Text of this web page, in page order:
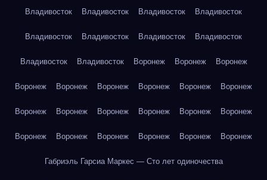
Владивосток Владивосток Владивосток Владивосток
Владивосток Владивосток Владивосток Владивосток
Владивосток Владивосток Воронеж Воронеж Воронеж
Воронеж Воронеж Воронеж Воронеж Воронеж Воронеж
Воронеж Воронеж Воронеж Воронеж Воронеж Воронеж
Воронеж Воронеж Воронеж Воронеж Воронеж Воронеж
Габриэль Гарсиа Маркес — Сто лет одиночества